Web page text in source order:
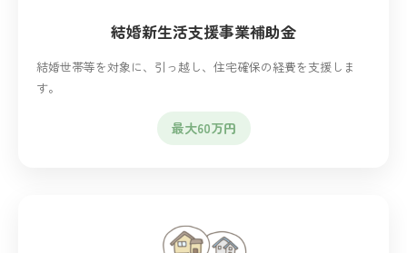
結婚新生活支援事業補助金
結婚世帯等を対象に、引っ越し、住宅確保の経費を支援しま
す。
最大60万円